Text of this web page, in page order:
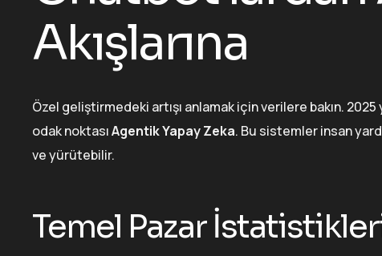
Akışlarına
Özel geliştirmedeki artışı anlamak için verilere bakın.
odak noktasıAgentik Yapay Zeka. Bu sistemler insan
ve yürütebilir.
Temel Pazar